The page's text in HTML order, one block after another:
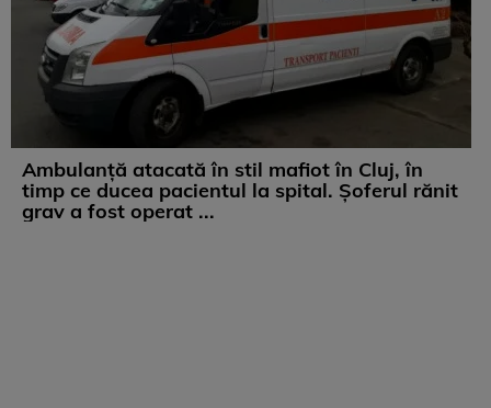
Ambulanță atacată în stil mafiot în Cluj, în
timp ce ducea pacientul la spital. Șoferul rănit
grav a fost operat ...